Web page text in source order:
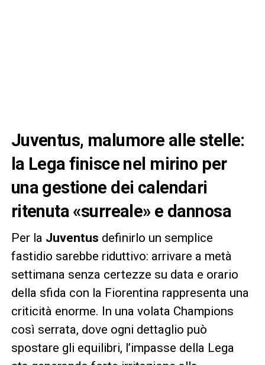
Juventus, malumore alle stelle:
la Lega finisce nel mirino per
una gestione dei calendari
ritenuta «surreale» e dannosa
Per la Juventus definirlo un semplice
fastidio sarebbe riduttivo: arrivare a metà
settimana senza certezze su data e orario
della sfida con la Fiorentina rappresenta una
criticità enorme. In una volata Champions
così serrata, dove ogni dettaglio può
spostare gli equilibri, l’impasse della Lega